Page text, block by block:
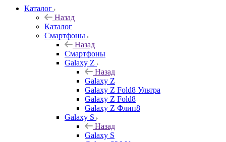
Каталог
Назад
Каталог
Смартфоны
Назад
Смартфоны
Galaxy Z
Назад
Galaxy Z
Galaxy Z Fold8 Ультра
Galaxy Z Fold8
Galaxy Z Флип8
Galaxy S
Назад
Galaxy S